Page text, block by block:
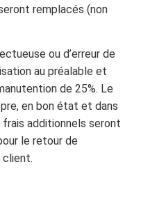
remplacés (non
ou d’erreur de
au préalable et
de 25%. Le
en bon état et dans
frais additionnels seront
le retour de
client.